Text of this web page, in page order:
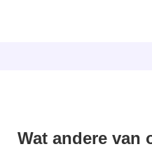
Wat andere van